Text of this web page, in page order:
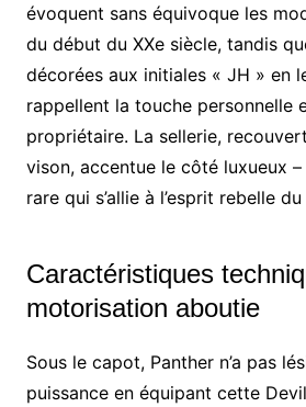
évoquent sans équivoque les
du début du XXe siècle, tandis
décorées aux initiales « JH » en
rappellent la touche personnelle
propriétaire. La sellerie,
vison, accentue le côté luxueux
rare qui s’allie à l’esprit rebelle
Caractéristiques
motorisation aboutie
Sous le capot, Panther n’a pas
puissance en équipant cette